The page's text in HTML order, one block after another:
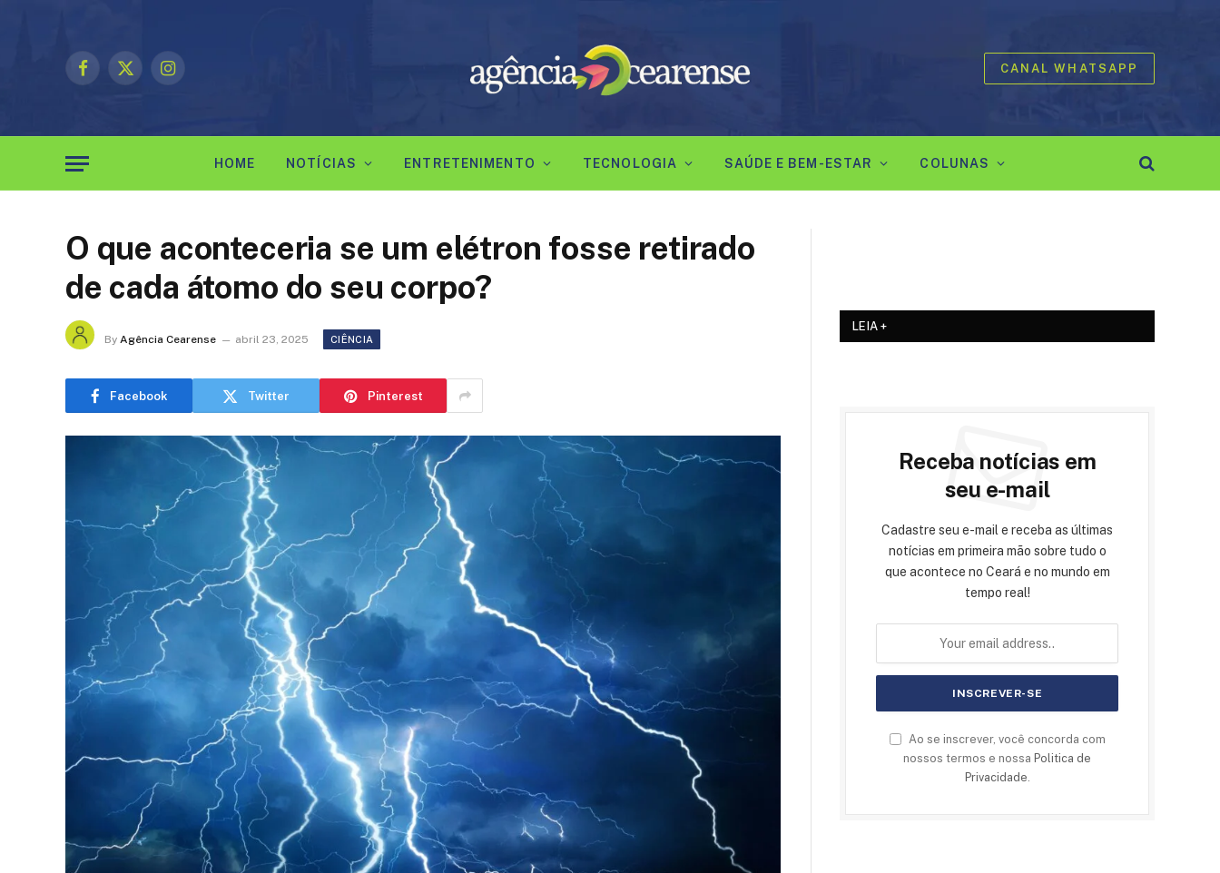
Facebook
X
Instagram
CANAL WHATSAPP
HOME NOTÍCIAS ENTRETENIMENTO TECNOLOGIA SAÚDE E BEM-ESTAR COLUNAS
O que aconteceria se um elétron fosse retirado
de cada átomo do seu corpo?
By Agência Cearense abril 23, 2025 CIÊNCIA
Facebook Twitter Pinterest
LEIA +
Receba notícias em
seu e-mail
Cadastre seu e-mail e receba as últimas
notícias em primeira mão sobre tudo o
que acontece no Ceará e no mundo em
tempo real!
Ao se inscrever, você concorda com
nossos termos e nossa Politica de
Privacidade.